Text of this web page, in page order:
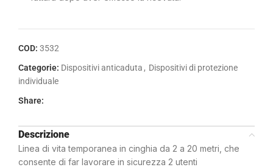
COD: 3532
Categorie: Dispositivi anticaduta , Dispositivi di protezione
individuale
Share:
Descrizione
Linea di vita temporanea in cinghia da 2 a 20 metri, che
consente di far lavorare in sicurezza 2 utenti